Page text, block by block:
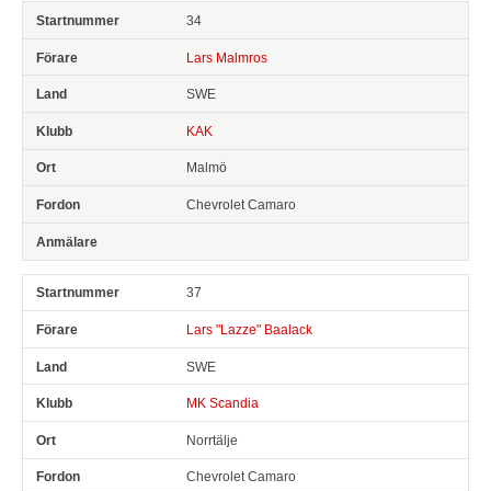
34
Lars Malmros
SWE
KAK
Malmö
Chevrolet Camaro
37
Lars "Lazze" Baalack
SWE
MK Scandia
Norrtälje
Chevrolet Camaro